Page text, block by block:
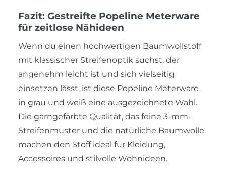
Fazit: Gestreifte Popeline Meterware
für zeitlose Nähideen
Wenn du einen hochwertigen Baumwollstoff
mit klassischer Streifenoptik suchst, der
angenehm leicht ist und sich vielseitig
einsetzen lässt, ist diese Popeline Meterware
in grau und weiß eine ausgezeichnete Wahl.
Die garngefärbte Qualität, das feine 3-mm-
Streifenmuster und die natürliche Baumwolle
machen den Stoff ideal für Kleidung,
Accessoires und stilvolle Wohnideen.